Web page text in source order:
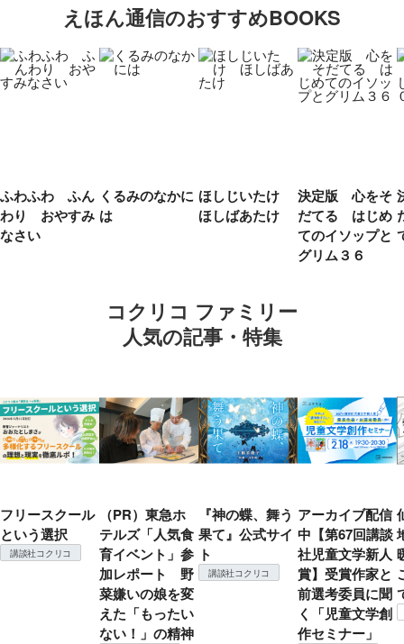
えほん通信のおすすめBOOKS
ふわふわ ふん
わり おやすみ
なさい
くるみのなかに
は
ほしじいたけ
ほしばあたけ
決定版 心をそ
だてる はじめ
てのイソップと
グリム３６
コクリコ ファミリー
人気の記事・特集
フリースクール
という選択
講談社コクリコ
（PR）東急ホ
テルズ「人気食
育イベント」参
加レポート 野
菜嫌いの娘を変
えた「もったい
ない！」の精神
『神の蝶、舞う
果て』公式サイ
ト
講談社コクリコ
アーカイブ配信
中【第67回講談
社児童文学新人
賞】受賞作家と
前選考委員に聞
く「児童文学創
作セミナー」